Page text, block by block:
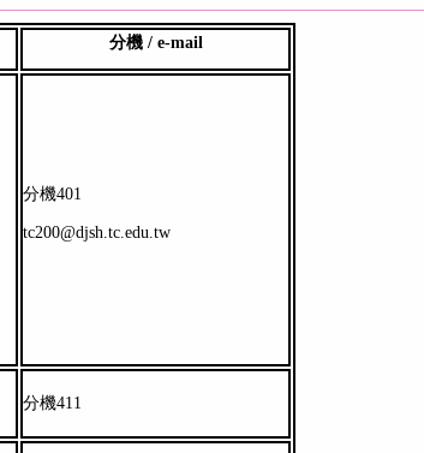
分機 / e-mail
分機401
tc200@djsh.tc.edu.tw
分機411